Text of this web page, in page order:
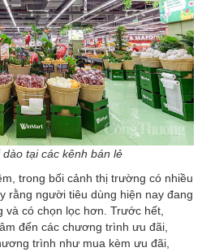
tại các kênh bán lẻ
trong bối cảnh thị trường có nhiều
rằng người tiêu dùng hiện nay đang
có chọn lọc hơn. Trước hết,
đến các chương trình ưu đãi,
trình như mua kèm ưu đãi,